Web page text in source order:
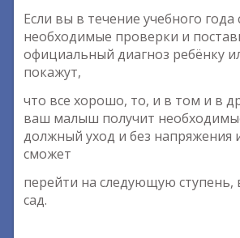
Если вы в течение учебного года
необходимые проверки и
официальный диагноз ребёнку
покажут,
что все хорошо, то, и в том и в
ваш малыш получит
должный уход и без напряжения
сможет
перейти на следующую ступень,
сад.